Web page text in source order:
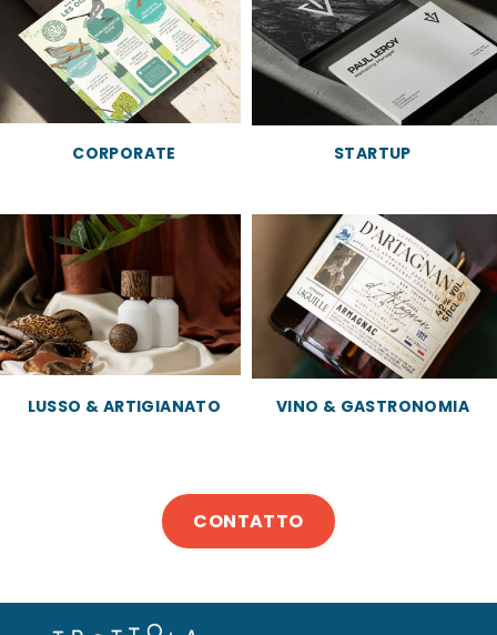
CORPORATE STARTUP
LUSSO & ARTIGIANATO VINO & GASTRONOMIA
CONTATTO